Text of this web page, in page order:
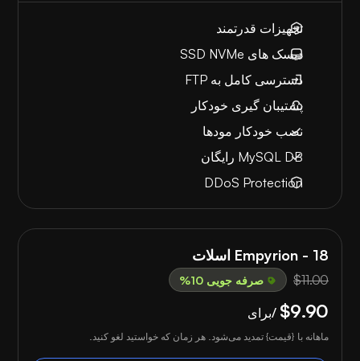
تجهیزات قدرتمند
دیسک های SSD NVMe
دسترسی کامل به FTP
پشتیبان گیری خودکار
نصب خودکار مودها
MySQL DB رایگان
DDoS Protection
Empyrion - 18 اسلات
$11.00 صرفه جویی 10%
$9.90 /برای
ماهانه با {قیمت} تمدید می‌شود. هر زمان که خواستید لغو کنید.